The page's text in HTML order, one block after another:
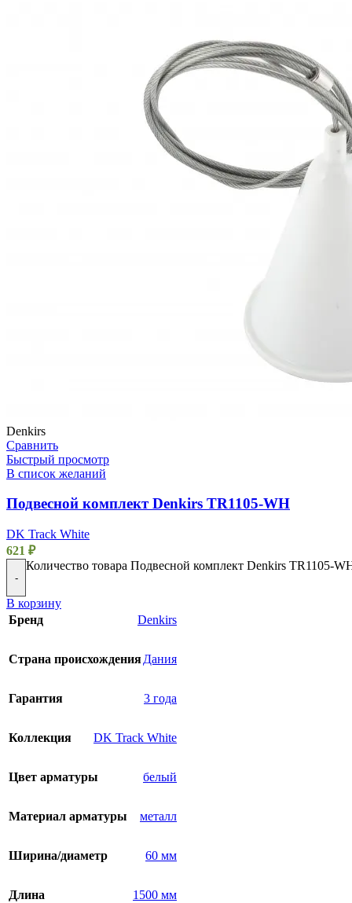
Denkirs
Сравнить
Быстрый просмотр
В список желаний
Подвесной комплект Denkirs TR1105-WH
DK Track White
621 ₽
-
Количество товара Подвесной комплект Denkirs TR1105-
В корзину
Бренд
Denkirs
Страна происхожденияДания
Гарантия 3 года
Коллекция DK Track White
Цвет арматуры белый
Материал арматуры металл
Ширина/диаметр 60 мм
Длина 1500 мм